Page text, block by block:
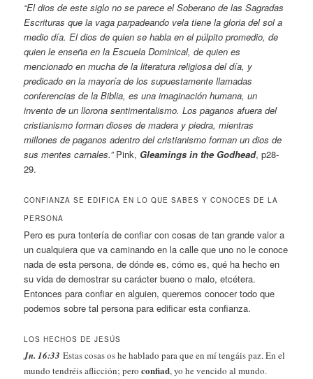
“El dios de este siglo no se parece el Soberano de las Sagradas
Escrituras que la vaga parpadeando vela tiene la gloria del sol a
medio día. El dios de quien se habla en el púlpito promedio, de
quien le enseña en la Escuela Dominical, de quien es
mencionado en mucha de la literatura religiosa del día, y
predicado en la mayoría de los supuestamente llamadas
conferencias de la Biblia, es una imaginación humana, un
invento de un llorona sentimentalismo. Los paganos afuera del
cristianismo forman dioses de madera y piedra, mientras
millones de paganos adentro del cristianismo forman un dios de
sus mentes carnales.”Pink, Gleamings in the Godhead, p28-
29.
CONFIANZA SE EDIFICA EN LO QUE SABES Y CONOCES DE LA
PERSONA
Pero es pura tontería de confiar con cosas de tan grande valor a
un cualquiera que va caminando en la calle que uno no le conoce
nada de esta persona, de dónde es, cómo es, qué ha hecho en
su vida de demostrar su carácter bueno o malo, etcétera.
Entonces para confiar en alguien, queremos conocer todo que
podemos sobre tal persona para edificar esta confianza.
LOS HECHOS DE JESÚS
Jn. 16:33Estas cosas os he hablado para que en mí tengáis paz. En el
mundo tendréis aflicción; peroconfiad, yo he vencido al mundo.